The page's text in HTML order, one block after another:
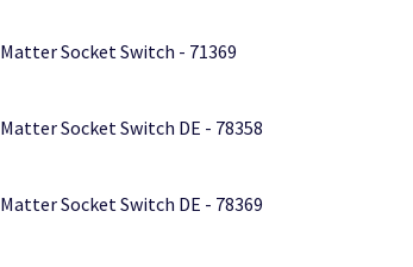
Matter Socket Switch - 71369
Matter Socket Switch DE - 78358
Matter Socket Switch DE - 78369